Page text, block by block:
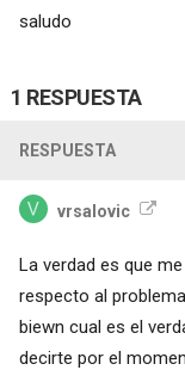
saludo
1 RESPUESTA
RESPUESTA
vrsalovic
La verdad es que
respecto al
biewn cual es el
decirte por el